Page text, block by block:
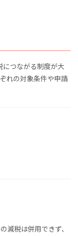
につながる制度が大
れの対象条件や申請
減税は併用できず、